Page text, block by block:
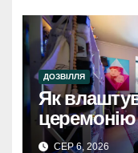
ДОЗВІЛЛЯ
Як
церемонію
архаїки
СЕР 6, 2026